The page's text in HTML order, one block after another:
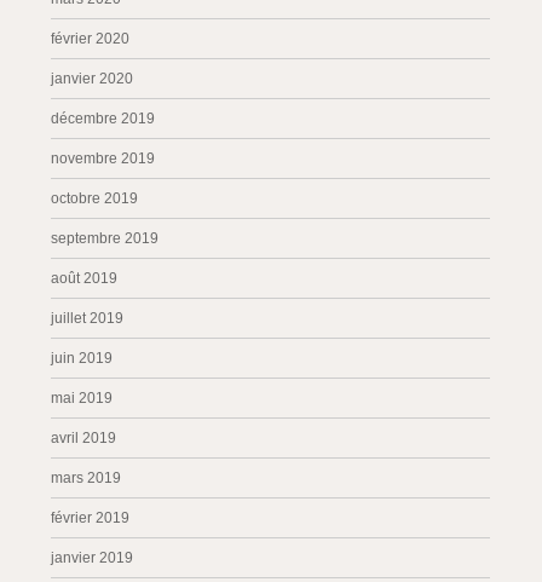
février 2020
janvier 2020
décembre 2019
novembre 2019
octobre 2019
septembre 2019
août 2019
juillet 2019
juin 2019
mai 2019
avril 2019
mars 2019
février 2019
janvier 2019